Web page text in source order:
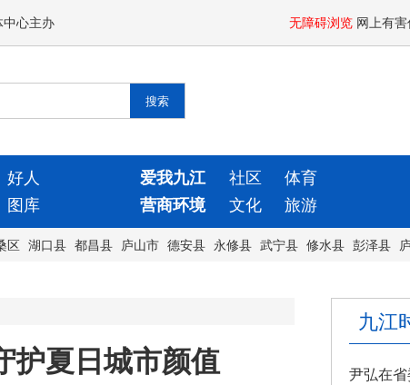
中心主办 无障碍浏览 网上有
好人 爱我九江 社区 体育
图库 营商环境 文化 旅游
区 湖口县 都昌县 庐山市 德安县 永修县 武宁县 修水县 彭泽县
护夏日城市颜值
九江
尹弘在